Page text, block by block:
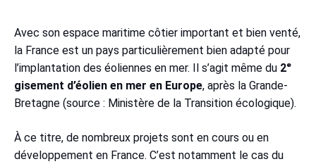
Avec son espace maritime côtier important et bien venté,
la France est un pays particulièrement bien adapté pour
l’implantation des éoliennes en mer. Il s’agit même du 2ᵉ
gisement d’éolien en mer en Europe, après la Grande-
Bretagne (source : Ministère de la Transition écologique).
À ce titre, de nombreux projets sont en cours ou en
développement en France. C’est notamment le cas du